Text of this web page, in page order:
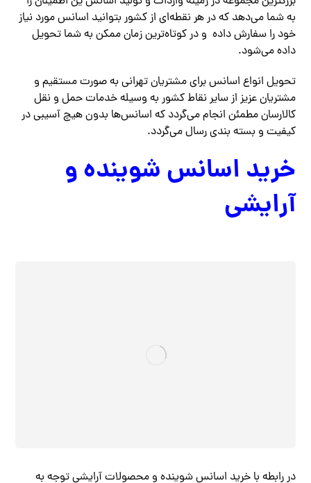
به شما می‌دهد که در هر نقطه‌ای از کشور بتوانید اسانس مورد نیاز
خود را سفارش داده و در کوتاه‌ترین زمان ممکن به شما تحویل
داده می‌شود.
تحویل انواع اسانس برای مشتریان تهرانی به صورت مستقیم و
مشتریان عزیز از سایر نقاط کشور به وسیله خدمات حمل و نقل
کالارسان مطمئن انجام می‌گردد که اسانس‌ها بدون هیچ آسیبی در
کیفیت و بسته بندی رسال می‌گردد.
خرید اسانس شوینده و
آرایشی
در رابطه با خرید اسانس شوینده و محصولات آرایشی توجه به